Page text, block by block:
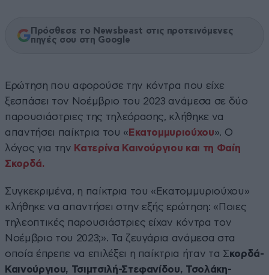
Πρόσθεσε το Newsbeast στις προτεινόμενες
πηγές σου στη Google
Ερώτηση που αφορούσε την κόντρα που είχε
ξεσπάσει τον Νοέμβριο του 2023 ανάμεσα σε δύο
παρουσιάστριες της τηλεόρασης, κλήθηκε να
απαντήσει παίκτρια του « Εκατομμυριούχου». Ο
λόγος για την Κατερίνα Καινούργιου και τη Φαίη
Σκορδά.
Συγκεκριμένα, η παίκτρια του «Εκατομμυριούχου»
κλήθηκε να απαντήσει στην εξής ερώτηση: «Ποιες
τηλεοπτικές παρουσιάστριες είχαν κόντρα τον
Νοέμβριο του 2023;». Τα ζευγάρια ανάμεσα στα
οποία έπρεπε να επιλέξει η παίκτρια ήταν τα Σκορδά-
Καινούργιου, Τσιμτσιλή-Στεφανίδου, Τσολάκη-